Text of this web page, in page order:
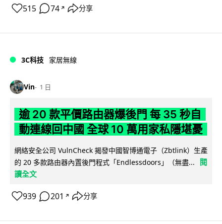
515 74 ↗ 分享
3C科技 家居無線
Vin 1 日
逾 20 款平價路由器爆後門 每 35 秒自
動連線回中國 全球 10 萬用家私隱堪憂
網絡安全公司 VulnCheck 揭發中國智博通電子（Zbtlink）生產
的 20 多款路由器內置後門程式「Endlessdoors」（無盡...
閱
讀全文
939 201 ↗ 分享